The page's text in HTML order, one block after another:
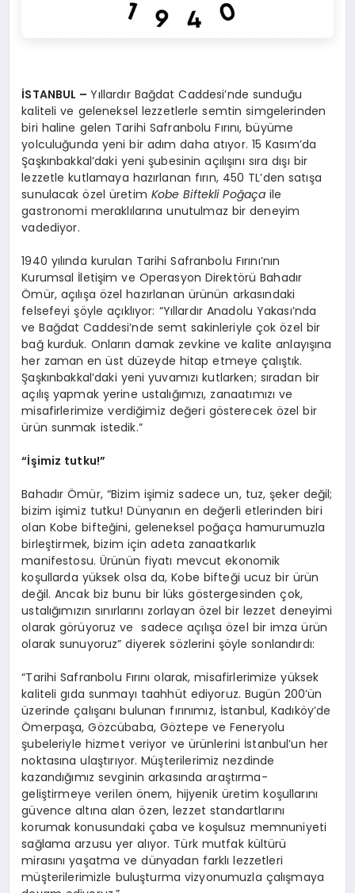
İSTANBUL –Yıllardır Bağdat Caddesi’nde sunduğu
kaliteli ve geleneksel lezzetlerle semtin simgelerinden
biri haline gelen Tarihi Safranbolu Fırını, büyüme
yolculuğunda yeni bir adım daha atıyor. 15 Kasım’da
Şaşkınbakkal’daki yeni şubesinin açılışını sıra dışı bir
lezzetle kutlamaya hazırlanan fırın, 450 TL’den satışa
sunulacak özel üretim Kobe Biftekli Poğaça ile
gastronomi meraklılarına unutulmaz bir deneyim
vadediyor.
1940 yılında kurulan Tarihi Safranbolu Fırını’nın
Kurumsal İletişim ve Operasyon Direktörü Bahadır
Ömür, açılışa özel hazırlanan ürünün arkasındaki
felsefeyi şöyle açıklıyor: “Yıllardır Anadolu Yakası’nda
ve Bağdat Caddesi’nde semt sakinleriyle çok özel bir
bağ kurduk. Onların damak zevkine ve kalite anlayışına
her zaman en üst düzeyde hitap etmeye çalıştık.
Şaşkınbakkal’daki yeni yuvamızı kutlarken; sıradan bir
açılış yapmak yerine ustalığımızı, zanaatımızı ve
misafirlerimize verdiğimiz değeri gösterecek özel bir
ürün sunmak istedik.”
“İşimiz tutku!”
Bahadır Ömür, “Bizim işimiz sadece un, tuz, şeker değil;
bizim işimiz tutku! Dünyanın en değerli etlerinden biri
olan Kobe bifteğini, geleneksel poğaça hamurumuzla
birleştirmek, bizim için adeta zanaatkarlık
manifestosu. Ürünün fiyatı mevcut ekonomik
koşullarda yüksek olsa da, Kobe bifteği ucuz bir ürün
değil. Ancak biz bunu bir lüks göstergesinden çok,
ustalığımızın sınırlarını zorlayan özel bir lezzet deneyimi
olarak görüyoruz ve sadece açılışa özel bir imza ürün
olarak sunuyoruz” diyerek sözlerini şöyle sonlandırdı:
“Tarihi Safranbolu Fırını olarak, misafirlerimize yüksek
kaliteli gıda sunmayı taahhüt ediyoruz. Bugün 200’ün
üzerinde çalışanı bulunan fırınımız, İstanbul, Kadıköy’de
Ömerpaşa, Gözcübaba, Göztepe ve Feneryolu
şubeleriyle hizmet veriyor ve ürünlerini İstanbul’un her
noktasına ulaştırıyor. Müşterilerimiz nezdinde
kazandığımız sevginin arkasında araştırma-
geliştirmeye verilen önem, hijyenik üretim koşullarını
güvence altına alan özen, lezzet standartlarını
korumak konusundaki çaba ve koşulsuz memnuniyeti
sağlama arzusu yer alıyor. Türk mutfak kültürü
mirasını yaşatma ve dünyadan farklı lezzetleri
müşterilerimizle buluşturma vizyonumuzla çalışmaya